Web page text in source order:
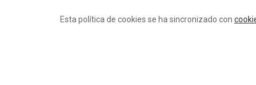
Esta política de cookies se ha sincronizado con